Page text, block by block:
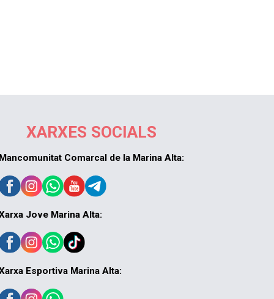
XARXES SOCIALS
Mancomunitat Comarcal de la Marina Alta:
Jove Marina Alta:
Esportiva Marina Alta: